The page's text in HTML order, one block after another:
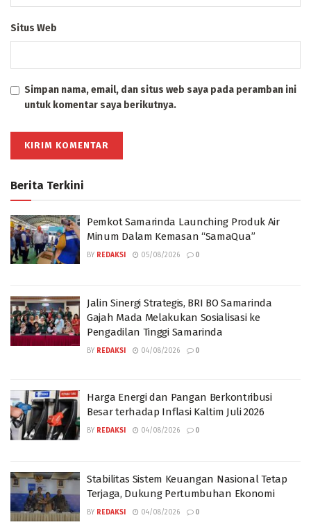
Situs Web
Simpan nama, email, dan situs web saya pada peramban ini
untuk komentar saya berikutnya.
Berita Terkini
Pemkot Samarinda Launching Produk Air
Minum Dalam Kemasan “SamaQua”
BY REDAKSI 05/08/2026 0
Jalin Sinergi Strategis, BRI BO Samarinda
Gajah Mada Melakukan Sosialisasi ke
Pengadilan Tinggi Samarinda
BY REDAKSI 04/08/2026 0
Harga Energi dan Pangan Berkontribusi
Besar terhadap Inflasi Kaltim Juli 2026
BY REDAKSI 04/08/2026 0
Stabilitas Sistem Keuangan Nasional Tetap
Terjaga, Dukung Pertumbuhan Ekonomi
BY REDAKSI 04/08/2026 0